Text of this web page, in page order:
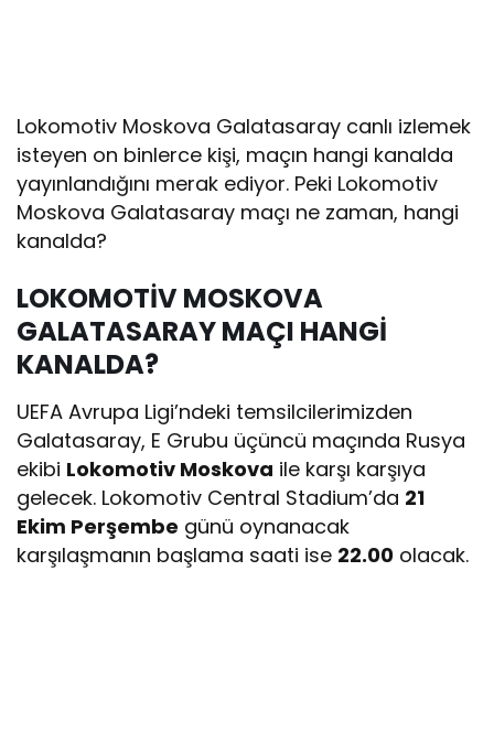
Lokomotiv Moskova Galatasaray canlı izlemek
isteyen on binlerce kişi, maçın hangi kanalda
yayınlandığını merak ediyor. Peki Lokomotiv
Moskova Galatasaray maçı ne zaman, hangi
kanalda?
LOKOMOTİV MOSKOVA
GALATASARAY MAÇI HANGİ
KANALDA?
UEFA Avrupa Ligi’ndeki temsilcilerimizden
Galatasaray, E Grubu üçüncü maçında Rusya
ekibi Lokomotiv Moskova ile karşı karşıya
gelecek. Lokomotiv Central Stadium’da 21
Ekim Perşembe günü oynanacak
karşılaşmanın başlama saati ise 22.00 olacak.